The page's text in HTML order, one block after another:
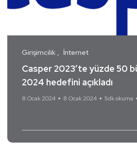
Girişimcilik İnternet
Casper 2023’te yüzde 50
2024 hedefini açıkladı
8 Ocak 2024 8 Ocak 2024 5dk okuma